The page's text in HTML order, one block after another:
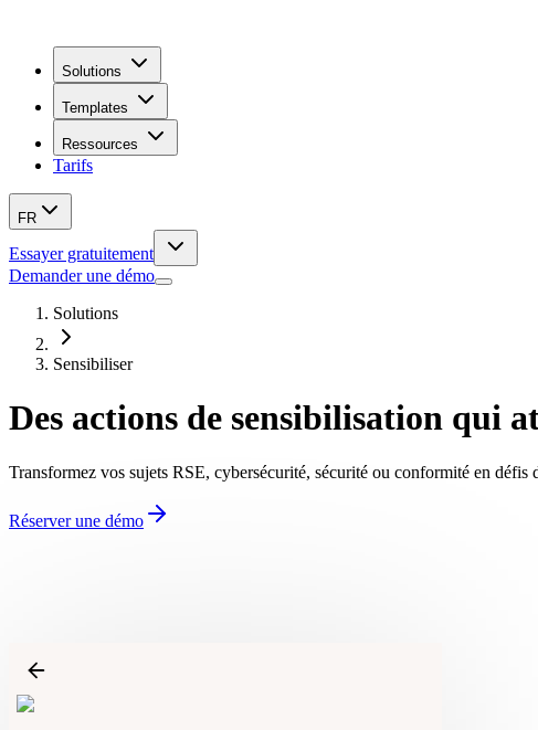
Solutions
Templates
Ressources
Tarifs
FR
Essayer gratuitement
Demander une démo
Solutions
Sensibiliser
Des actions de sensibilisation qui
Transformez vos sujets RSE, cybersécurité, sécurité ou conformité en
Réserver une démo